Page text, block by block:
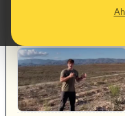
Estoy en Almería y
arrancados que